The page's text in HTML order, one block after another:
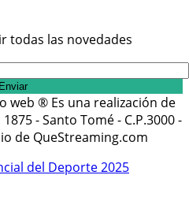
todas las novedades
web ® Es una realización de
- Santo Tomé - C.P.3000 -
de QueStreaming.com
del Deporte 2025